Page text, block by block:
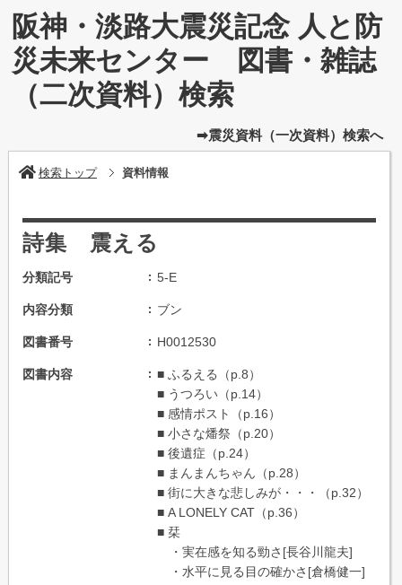
阪神・淡路大震災記念 人と防
災未来センター 図書・雑誌
（二次資料）検索
➡震災資料（一次資料）検索へ
検索トップ 資料情報
詩集 震える
分類記号 5-E
内容分類 ブン
図書番号 H0012530
図書内容
■ ふるえる（p.8）
■ うつろい（p.14）
■ 感情ポスト（p.16）
■ 小さな燔祭（p.20）
■ 後遺症（p.24）
■ まんまんちゃん（p.28）
■ 街に大きな悲しみが・・・（p.32）
■ A LONELY CAT（p.36）
■ 栞
・実在感を知る勁さ[長谷川龍夫]
・水平に見る目の確かさ[倉橋健一]